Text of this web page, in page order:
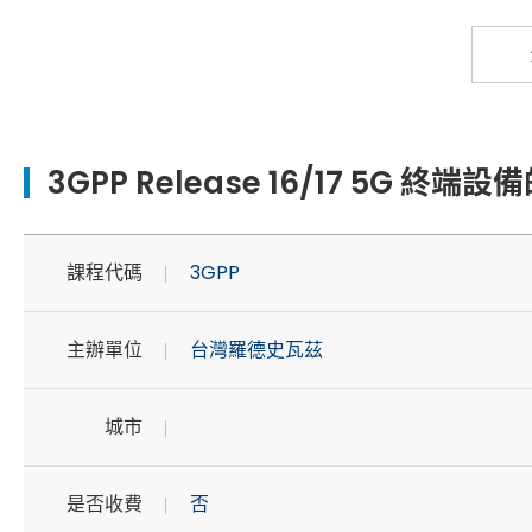
3GPP Release 16/17 5G 終端設
課程代碼 3GPP
主辦單位 台灣羅德史瓦茲
城市
是否收費 否